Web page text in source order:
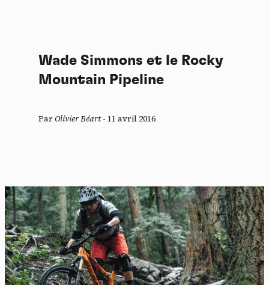
Wade Simmons et le Rocky
Mountain Pipeline
ParOlivier Béart- 11 avril 2016